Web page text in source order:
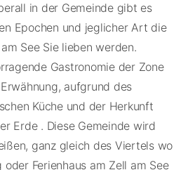
in der Gemeinde gibt es
Epochen und jeglicher Art die
See Sie lieben werden.
Gastronomie der Zone
aufgrund des
Küche und der Herkunft
Erde . Diese Gemeinde wird
ganz gleich des Viertels wo
oder Ferienhaus am Zell am See